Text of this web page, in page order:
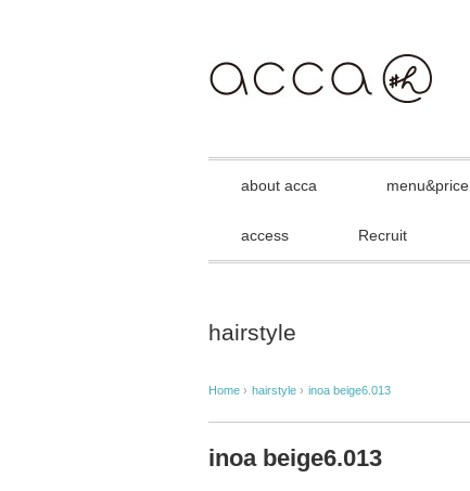
about acca menu&price
access Recruit
hairstyle
Home › hairstyle › inoa beige6.013
inoa beige6.013